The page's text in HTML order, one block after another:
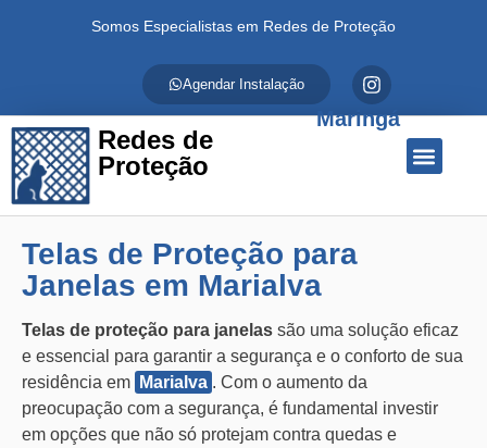
Somos Especialistas em Redes de Proteção
Agendar Instalação
Redes de
Proteção
Maringá
Telas de Proteção para
Janelas em Marialva
Telas de proteção para janelas são uma solução eficaz
e essencial para garantir a segurança e o conforto de sua
residência em
Marialva . Com o aumento da
preocupação com a segurança, é fundamental investir
em opções que não só protejam contra quedas e